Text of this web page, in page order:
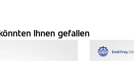
Ihnen gefallen